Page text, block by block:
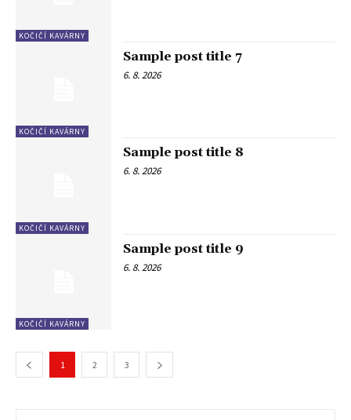
KOČIČÍ KAVÁRNY
KOČIČÍ KAVÁRNY
Sample post title 7
6. 8. 2026
KOČIČÍ KAVÁRNY
Sample post title 8
6. 8. 2026
KOČIČÍ KAVÁRNY
Sample post title 9
6. 8. 2026
1 2 3